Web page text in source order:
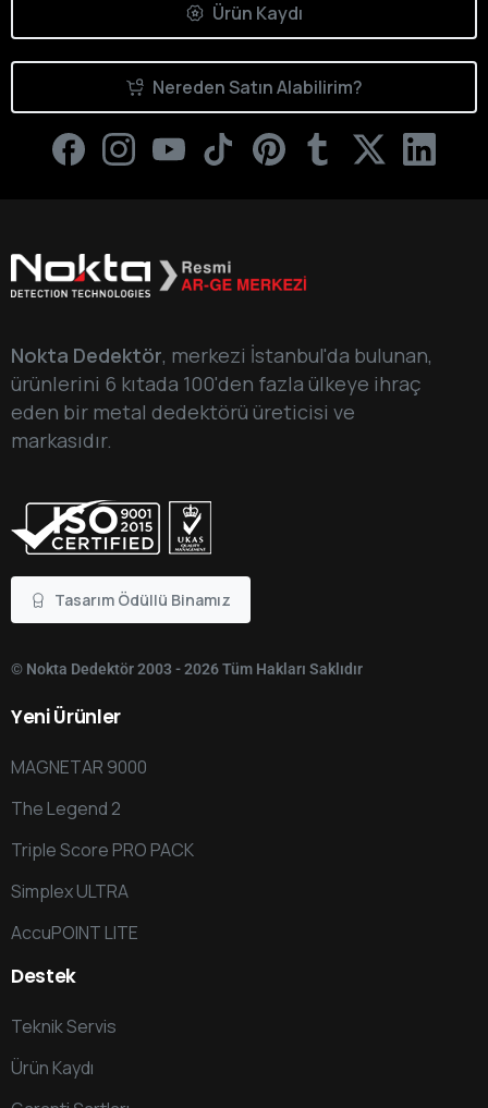
Ürün Kaydı
Nereden Satın Alabilirim?
Nokta Dedektör, merkezi İstanbul'da bulunan,
ürünlerini 6 kıtada 100'den fazla ülkeye ihraç
eden bir metal dedektörü üreticisi ve
markasıdır.
Tasarım Ödüllü Binamız
© Nokta Dedektör 2003 - 2026 Tüm Hakları Saklıdır
YeniÜrünler
MAGNETAR 9000
The Legend 2
Triple Score PRO PACK
Simplex ULTRA
AccuPOINT LITE
Destek
Teknik Servis
Ürün Kaydı